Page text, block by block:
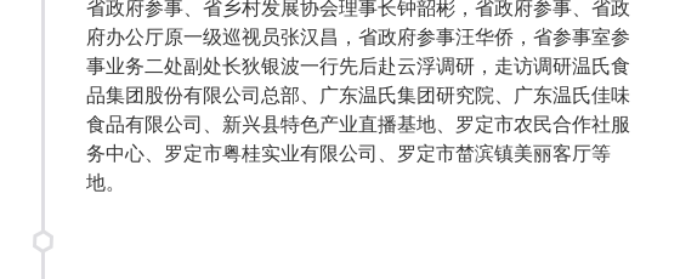
省政府参事、省乡村发展协会理事长钟韶彬，省政府参事、省政
府办公厅原一级巡视员张汉昌，省政府参事汪华侨，省参事室参
事业务二处副处长狄银波一行先后赴云浮调研，走访调研温氏食
品集团股份有限公司总部、广东温氏集团研究院、广东温氏佳味
食品有限公司、新兴县特色产业直播基地、罗定市农民合作社服
务中心、罗定市粤桂实业有限公司、罗定市榃滨镇美丽客厅等
地。